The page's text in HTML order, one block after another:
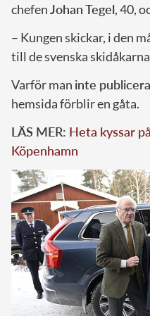
chefenJohan Tegel, 40,
– Kungen skickar, i den
till de svenska
Varför man inte
hemsida förblir en gåta.
LÄS MER: Heta kyssar
Köpenhamn